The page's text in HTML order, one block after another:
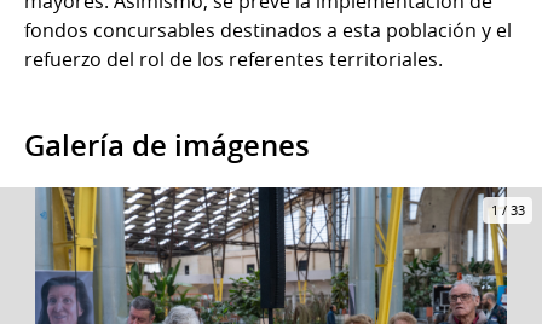
fondos concursables destinados a esta población y el
refuerzo del rol de los referentes territoriales.
Galería de imágenes
1/ 33